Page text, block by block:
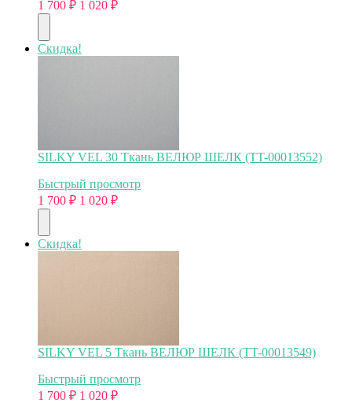
1 700 ₽ 1 020 ₽
Скидка!
SILKY VEL 30 Ткань ВЕЛЮР ШЕЛК (TT-00013552)
Быстрый просмотр
1 700 ₽ 1 020 ₽
Скидка!
SILKY VEL 5 Ткань ВЕЛЮР ШЕЛК (TT-00013549)
Быстрый просмотр
1 700 ₽ 1 020 ₽